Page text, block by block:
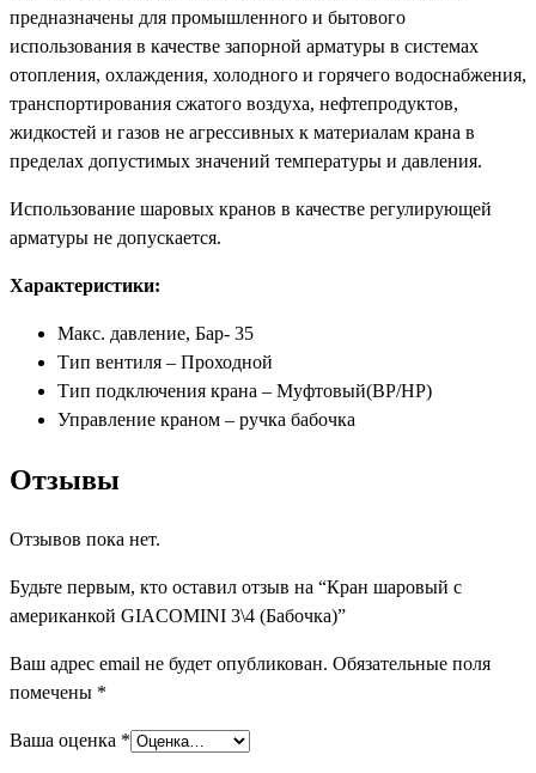
предназначены для промышленного и бытового
использования в качестве запорной арматуры в системах
отопления, охлаждения, холодного и горячего водоснабжения,
транспортирования сжатого воздуха, нефтепродуктов,
жидкостей и газов не агрессивных к материалам крана в
пределах допустимых значений температуры и давления.
Использование шаровых кранов в качестве регулирующей
арматуры не допускается.
Характеристики:
Макс. давление, Бар- 35
Тип вентиля – Проходной
Тип подключения крана – Муфтовый(BР/HР)
Управление краном – ручка бабочка
Отзывы
Отзывов пока нет.
Будьте первым, кто оставил отзыв на “Кран шаровый с
американкой GIACOMINI 3\4 (Бабочка)”
Ваш адрес email не будет опубликован. Обязательные поля
помечены *
Ваша оценка *